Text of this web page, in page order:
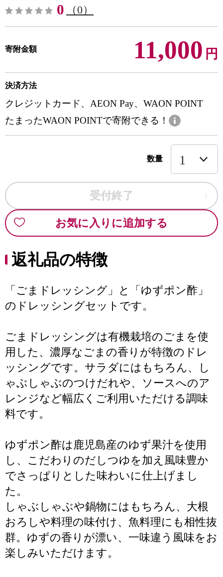
0 （0）
寄附金額 11,000 円
決済方法
クレジットカード、AEON Pay、WAON POINT
たまったWAON POINTで寄附できる！
数量
受付終了
お気に入りに追加する
返礼品の特徴
「ごまドレッシング」と「ゆずポン酢」
のドレッシングセットです。
ごまドレッシングは有機栽培のごまを使
用した、濃厚なごまの香りが特徴のドレ
ッシングです。サラダにはもちろん、し
ゃぶしゃぶのつけだれや、ソースへのア
レンジなど幅広くご利用いただける調味
料です。
ゆずポン酢は鹿児島産のゆず果汁を使用
し、こだわりのだしつゆを加え風味豊か
でさっぱりとした味わいに仕上げまし
た。
しゃぶしゃぶや鍋物にはもちろん、大根
おろしや料理の味付け、魚料理にも相性抜
群。ゆずの香りが漂い、一味違う風味をお
楽しみいただけます。